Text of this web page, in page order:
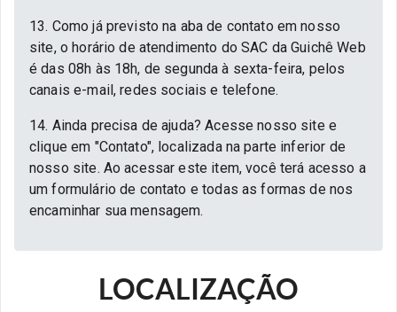
13. Como já previsto na aba de contato em nosso
site, o horário de atendimento do SAC da Guichê Web
é das 08h às 18h, de segunda à sexta-feira, pelos
canais e-mail, redes sociais e telefone.
14. Ainda precisa de ajuda? Acesse nosso site e
clique em "Contato", localizada na parte inferior de
nosso site. Ao acessar este item, você terá acesso a
um formulário de contato e todas as formas de nos
encaminhar sua mensagem.
LOCALIZAÇÃO